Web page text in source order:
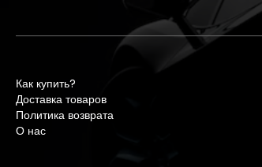
Как купить?
Доставка товаров
Политика возврата
О нас